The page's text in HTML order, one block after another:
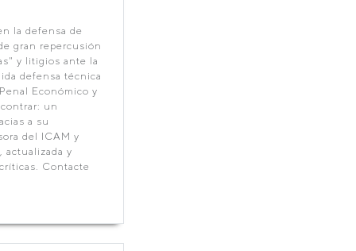
la defensa de
gran repercusión
y litigios ante la
defensa técnica
Económico y
un
a su
del ICAM y
actualizada y
Contacte